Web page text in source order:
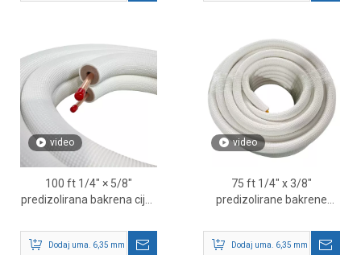
video
100 ft 1/4″ × 5/8″
predizolirana bakrena cijev
rashladnog sredstva
Dodaj uma. 6,35 mm - 9,52 mm je vanjska dimenzija u metrici.
video
75 ft 1/4″ x 3/8″
predizolirane bakrene
linija za mini split sustave
Dodaj uma. 6,35 mm - 9,52 mm